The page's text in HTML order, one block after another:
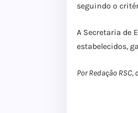
seguindo o
A Secretaria de
estabelecidos,
Por Redação